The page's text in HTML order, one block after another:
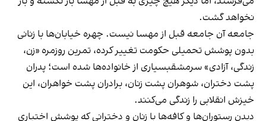
نخواهد گشت.
جامعه آن جامعه قبل از مهسا نیست. چهره خیابان‌ها با زنانی
بدون پوشش تحمیلی حکومت تغییر کرده، تمرین روزمره «زن،
زندگی، آزادی» سرمشقبسیاری از خانواده‌ها شده است؛ پدران
پشت دختران، شوهران پشت زنان، برادران پشت خواهران، این
خیزش انقلابی را زندگی می‌کنند.
دیدن رستوران‌ها و کافه‌ها با زنان و دخترانی که پوشش اختیاری